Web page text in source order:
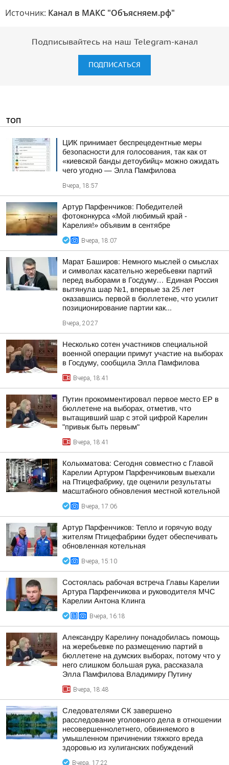
Источник: Канал в МАКС "Объясняем.рф"
Подписывайтесь на наш Telegram-канал
ПОДПИСАТЬСЯ
ТОП
ЦИК принимает беспрецедентные меры
безопасности для голосования, так как от
«киевской банды детоубийц» можно ожидать
чего угодно — Элла Памфилова
Вчера, 18:57
Артур Парфенчиков: Победителей
фотоконкурса «Мой любимый край -
Карелия!» объявим в сентябре
Вчера, 18:07
Марат Баширов: Немного мыслей о смыслах
и символах касательно жеребьевки партий
перед выборами в Госдуму… Единая Россия
вытянула шар №1, впервые за 25 лет
оказавшись первой в бюллетене, что усилит
позиционирование партии как...
Вчера, 20:27
Несколько сотен участников специальной
военной операции примут участие на выборах
в Госдуму, сообщила Элла Памфилова
Вчера, 18:41
Путин прокомментировал первое место ЕР в
бюллетене на выборах, отметив, что
вытащивший шар с этой цифрой Карелин
"привык быть первым"
Вчера, 18:41
Колыхматова: Сегодня совместно с Главой
Карелии Артуром Парфенчиковым выехали
на Птицефабрику, где оценили результаты
масштабного обновления местной котельной
Вчера, 17:06
Артур Парфенчиков: Тепло и горячую воду
жителям Птицефабрики будет обеспечивать
обновленная котельная
Вчера, 15:10
Состоялась рабочая встреча Главы Карелии
Артура Парфенчикова и руководителя МЧС
Карелии Антона Клинга
Вчера, 16:18
Александру Карелину понадобилась помощь
на жеребьевке по размещению партий в
бюллетене на думских выборах, потому что у
него слишком большая рука, рассказала
Элла Памфилова Владимиру Путину
Вчера, 18:48
Следователями СК завершено
расследование уголовного дела в отношении
несовершеннолетнего, обвиняемого в
умышленном причинении тяжкого вреда
здоровью из хулиганских побуждений
Вчера, 17:22